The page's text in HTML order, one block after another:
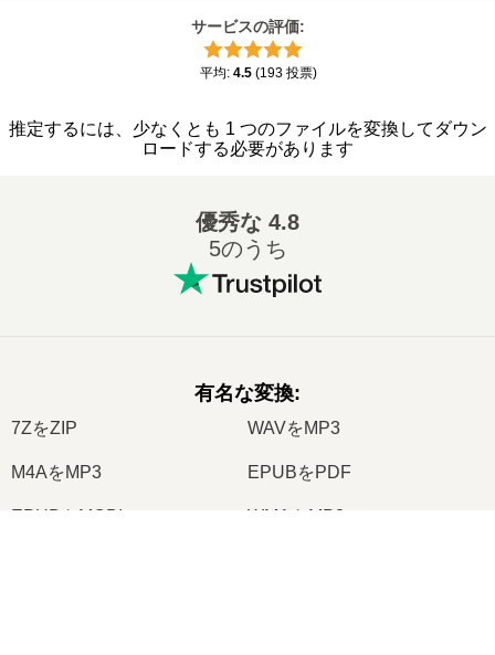
サービスの評価:
平均: 4.5 (193 投票)
推定するには、少なくとも 1 つのファイルを変換してダウン
ロードする必要があります
優秀な 4.8
5のうち
有名な変換:
7ZをZIP WAVをMP3
M4AをMP3 EPUBをPDF
EPUBをMOBI WMAをMP3